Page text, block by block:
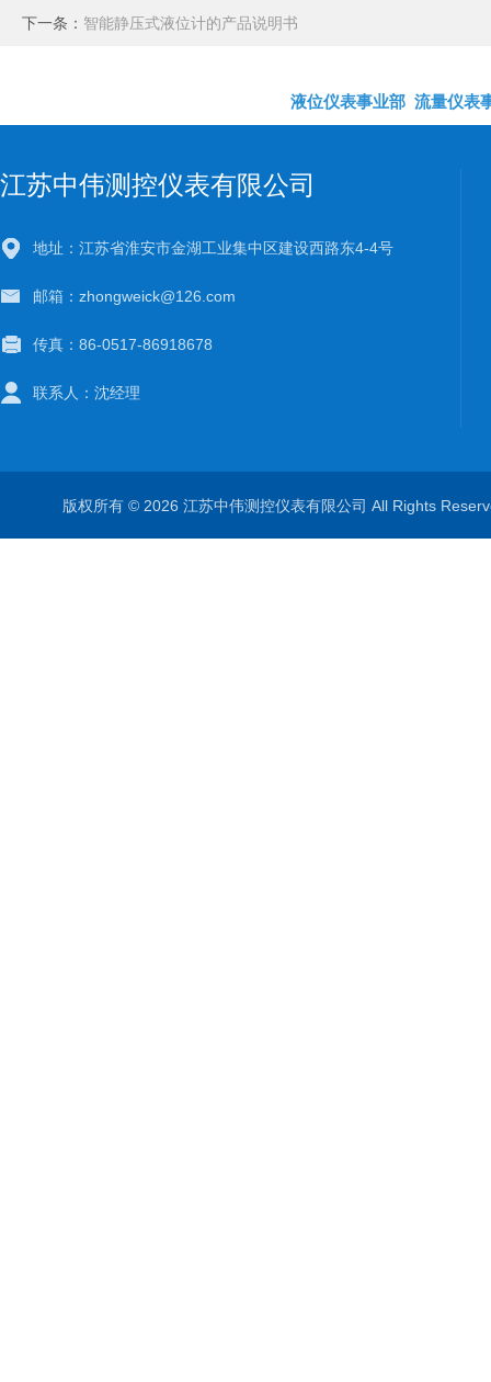
下一条： 智能静压式液位计的产品说明书
液位仪表事业部 流量仪表
江苏中伟测控仪表有限公司
地址：江苏省淮安市金湖工业集中区建设西路东4-4号
邮箱：zhongweick@126.com
传真：86-0517-86918678
联系人：沈经理
版权所有 © 2026 江苏中伟测控仪表有限公司 All Rights